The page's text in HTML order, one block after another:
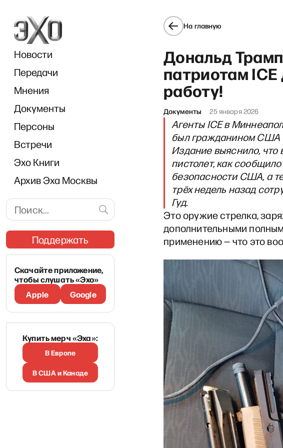
Новости
Передачи
Мнения
Документы
Персоны
Встречи
Эхо Книги
Архив Эха Москвы
Поддержать
Скачайте приложение,
чтобы слушать «Эхо»
Apple
Google
Купить мерч «Эха»:
В Европе
В США и Канаде
На главную
Дональд
патриотам
работу!
Документы 25 января 2026
Агенты ICE в
был гражданином США
Издание выяснило, что
пистолет, как
безопасности США, а
трёх недель назад
Гуд.
Это оружие стрелка,
дополнительными
применению — что это
«Диалоги» с